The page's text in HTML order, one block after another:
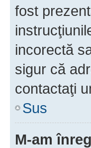
fost
incorectă
sigur că
contactaţi
Sus
M-am